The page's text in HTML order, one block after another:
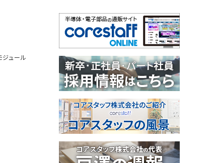
ュール